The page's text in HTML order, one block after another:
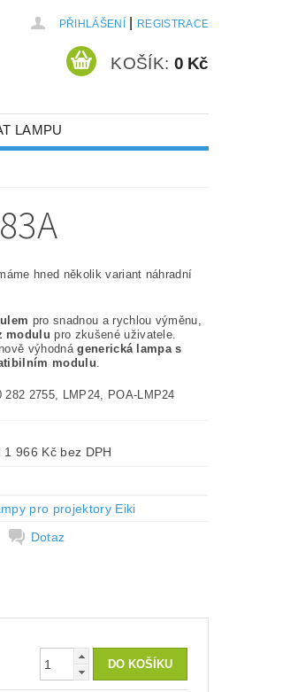
PŘIHLÁŠENÍ REGISTRACE
KOŠÍK: 0 Kč
LAMPU
hned několik variant náhradní
pro snadnou a rychlou výměnu,
modulu pro zkušené uživatele.
výhodnágenerická lampa s
modulu.
282 2755, LMP24, POA-LMP24
od 1 966 Kč bez DPH
pro projektory Eiki
Dotaz